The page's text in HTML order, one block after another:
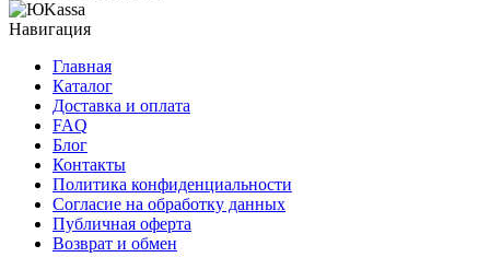
Навигация
Главная
Каталог
Доставка и оплата
FAQ
Блог
Контакты
Политика конфиденциальности
Согласие на обработку данных
Публичная оферта
Возврат и обмен